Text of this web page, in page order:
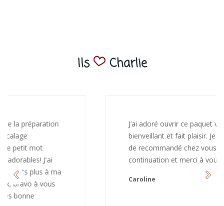
Ils Charlie
J’ai adoré ouvrir ce paquet votre message est
bienveillant et fait plaisir. Je ne manquerai pas
de recommandé chez vous. Bonne
continuation et merci à vous.